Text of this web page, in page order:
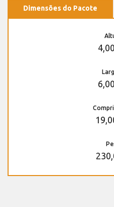
Dimensões do Pacote